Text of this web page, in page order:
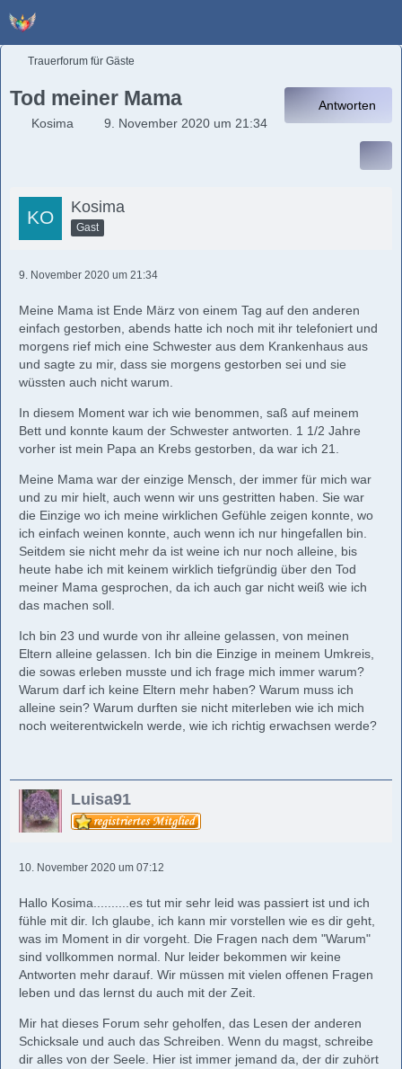
Trauerforum für Gäste
Tod meiner Mama
Kosima 9. November 2020 um 21:34
Antworten
Kosima
Gast
9. November 2020 um 21:34
Meine Mama ist Ende März von einem Tag auf den anderen
einfach gestorben, abends hatte ich noch mit ihr telefoniert und
morgens rief mich eine Schwester aus dem Krankenhaus aus
und sagte zu mir, dass sie morgens gestorben sei und sie
wüssten auch nicht warum.
In diesem Moment war ich wie benommen, saß auf meinem
Bett und konnte kaum der Schwester antworten. 1 1/2 Jahre
vorher ist mein Papa an Krebs gestorben, da war ich 21.
Meine Mama war der einzige Mensch, der immer für mich war
und zu mir hielt, auch wenn wir uns gestritten haben. Sie war
die Einzige wo ich meine wirklichen Gefühle zeigen konnte, wo
ich einfach weinen konnte, auch wenn ich nur hingefallen bin.
Seitdem sie nicht mehr da ist weine ich nur noch alleine, bis
heute habe ich mit keinem wirklich tiefgründig über den Tod
meiner Mama gesprochen, da ich auch gar nicht weiß wie ich
das machen soll.
Ich bin 23 und wurde von ihr alleine gelassen, von meinen
Eltern alleine gelassen. Ich bin die Einzige in meinem Umkreis,
die sowas erleben musste und ich frage mich immer warum?
Warum darf ich keine Eltern mehr haben? Warum muss ich
alleine sein? Warum durften sie nicht miterleben wie ich mich
noch weiterentwickeln werde, wie ich richtig erwachsen werde?
Luisa91
10. November 2020 um 07:12
Hallo Kosima..........es tut mir sehr leid was passiert ist und ich
fühle mit dir. Ich glaube, ich kann mir vorstellen wie es dir geht,
was im Moment in dir vorgeht. Die Fragen nach dem "Warum"
sind vollkommen normal. Nur leider bekommen wir keine
Antworten mehr darauf. Wir müssen mit vielen offenen Fragen
leben und das lernst du auch mit der Zeit.
Mir hat dieses Forum sehr geholfen, das Lesen der anderen
Schicksale und auch das Schreiben. Wenn du magst, schreibe
dir alles von der Seele. Hier ist immer jemand da, der dir zuhört